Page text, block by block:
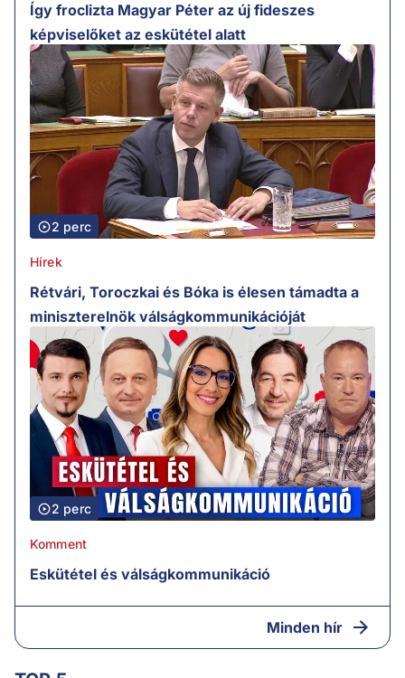
Így froclizta Magyar Péter az új fideszes
képviselőket az eskütétel alatt
2 perc
Hírek
Rétvári, Toroczkai és Bóka is élesen támadta a
miniszterelnök válságkommunikációját
2 perc
Komment
Eskütétel és válságkommunikáció
Minden hír